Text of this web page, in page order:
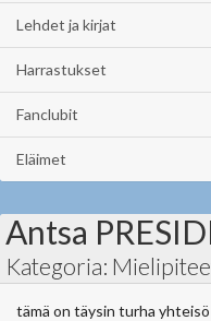
Lehdet ja kirjat
Harrastukset
Fanclubit
Eläimet
Antsa
Kategoria:
tämä on täysin turha